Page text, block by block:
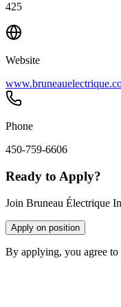
425
Website
Phone
450-759-6606
Ready to Apply?
Join Bruneau Électrique
Apply on position
By applying, you agree